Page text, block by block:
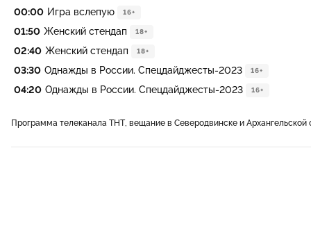
00:00 Игра вслепую 16+
01:50 Женский стендап 18+
02:40 Женский стендап 18+
03:30 Однажды в России. Спецдайджесты-2023 16+
04:20 Однажды в России. Спецдайджесты-2023 16+
Программа телеканала ТНТ, вещание в Северодвинске и Архангельской